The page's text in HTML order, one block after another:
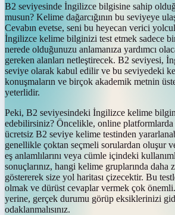
B2 seviyesinde İngilizce bilgisine sahip
musun? Kelime dağarcığının bu seviyeye
Cevabın evetse, seni bu heyecan verici
İngilizce kelime bilginizi test etmek sadece
nerede olduğunuzu anlamanıza yardımcı
gereken alanları netleştirecek. B2 seviyesi,
seviye olarak kabul edilir ve bu seviyedeki
konuşmaların ve birçok akademik metnin
yeterlidir.
Peki, B2 seviyesindeki İngilizce kelime
edebilirsiniz? Öncelikle, online
ücretsiz B2 seviye kelime testinden
genellikle çoktan seçmeli sorulardan oluşur
eş anlamlılarını veya cümle içindeki
sonuçlarınız, hangi kelime gruplarında daha
göstererek size yol haritası çizecektir. Bu
olmak ve dürüst cevaplar vermek çok
yerine, gerçek durumu görüp eksiklerinizi
odaklanmalısınız.